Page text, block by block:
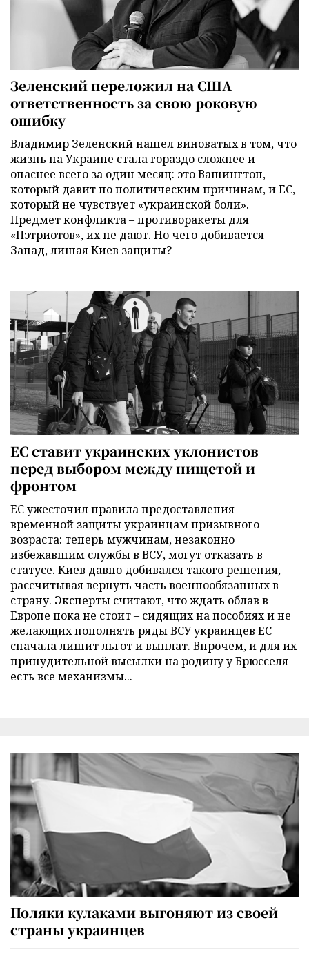
Зеленский переложил на США
ответственность за свою роковую
ошибку
Владимир Зеленский нашел виноватых в том, что
жизнь на Украине стала гораздо сложнее и
опаснее всего за один месяц: это Вашингтон,
который давит по политическим причинам, и ЕС,
который не чувствует «украинской боли».
Предмет конфликта – противоракеты для
«Пэтриотов», их не дают. Но чего добивается
Запад, лишая Киев защиты?
ЕС ставит украинских уклонистов
перед выбором между нищетой и
фронтом
ЕС ужесточил правила предоставления
временной защиты украинцам призывного
возраста: теперь мужчинам, незаконно
избежавшим службы в ВСУ, могут отказать в
статусе. Киев давно добивался такого решения,
рассчитывая вернуть часть военнообязанных в
страну. Эксперты считают, что ждать облав в
Европе пока не стоит – сидящих на пособиях и не
желающих пополнять ряды ВСУ украинцев ЕС
сначала лишит льгот и выплат. Впрочем, и для их
принудительной высылки на родину у Брюсселя
есть все механизмы...
Поляки кулаками выгоняют из своей
страны украинцев